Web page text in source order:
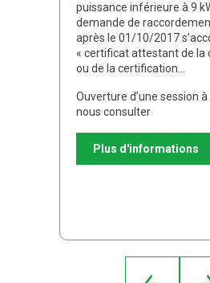
puissance inférieure à 9
demande de
après le 01/10/2017
« certificat attestant de la
ou de la certification…
Ouverture d’une session
nous consulter
Plus d'informations